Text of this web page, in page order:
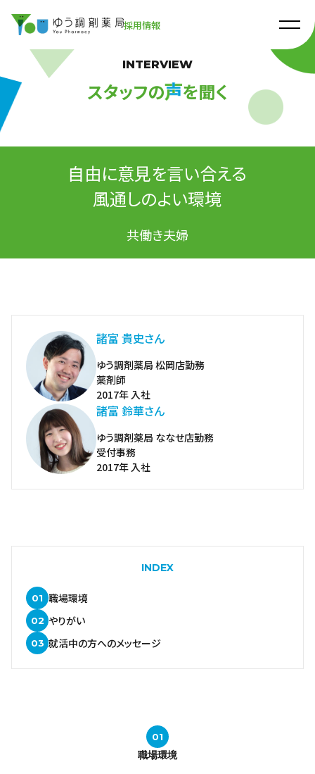
採用情報
INTERVIEW
スタッフの を聞く
自由に意見を言い合える
風通しのよい環境
共働き夫婦
諸富 貴史さん
ゆう調剤薬局 松岡店勤務
薬剤師
2017年 入社
諸富 鈴華さん
ゆう調剤薬局 ななせ店勤務
受付事務
2017年 入社
INDEX
職場環境
やりがい
就活中の方へのメッセージ
職場環境